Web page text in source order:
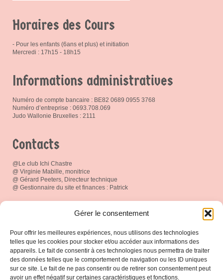
Gérer le consentement
Pour offrir les meilleures expériences, nous utilisons des technologies
telles que les cookies pour stocker et/ou accéder aux informations des
appareils. Le fait de consentir à ces technologies nous permettra de traiter
des données telles que le comportement de navigation ou les ID uniques
sur ce site. Le fait de ne pas consentir ou de retirer son consentement peut
avoir un effet négatif sur certaines caractéristiques et fonctions.
Horaires des Cours
- Pour les enfants (6ans et plus) et initiation
Mercredi : 17h15 - 18h15
Informations administratives
Numéro de compte bancaire : BE82 0689 0955 3768
Numéro d’entreprise : 0693.708.069
Judo Wallonie Bruxelles : 2111
Contacts
@Le club Ichi Chastre
@ Virginie Mabille, monitrice
@ Gérard Peeters, Directeur technique
@ Gestionnaire du site et finances : Patrick
Réseau social
Espace Membres